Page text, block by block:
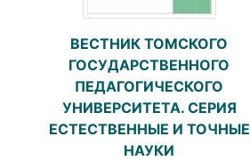
ВЕСТНИК ТОМСКОГО
ГОСУДАРСТВЕННОГО
ПЕДАГОГИЧЕСКОГО
УНИВЕРСИТЕТА. СЕРИЯ
ЕСТЕСТВЕННЫЕ И ТОЧНЫЕ
НАУКИ